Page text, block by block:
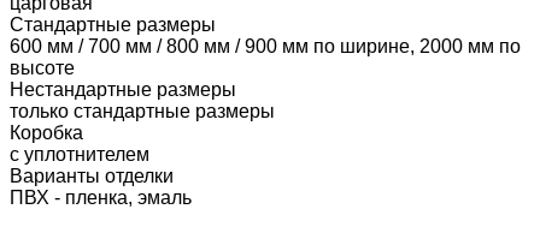
Стандартные размеры
600 мм / 700 мм / 800 мм / 900 мм по ширине, 2000 мм по
высоте
Нестандартные размеры
только стандартные размеры
Коробка
с уплотнителем
Варианты отделки
ПВХ - пленка, эмаль